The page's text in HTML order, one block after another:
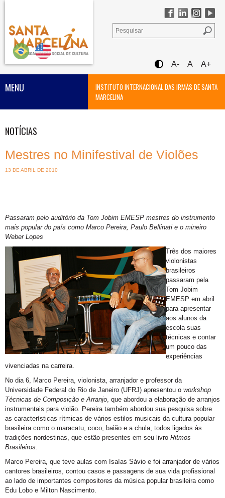
A- A A+
INSTITUTO INTERNACIONAL DAS IRMÃS DE SANTA
MARCELINA
MENU
NOTÍCIAS
Mestres no Minifestival de Violões
13 DE ABRIL DE 2010
Passaram pelo auditório da Tom Jobim EMESP mestres do instrumento
mais popular do país como Marco Pereira, Paulo Bellinati e o mineiro
Weber Lopes
Três dos maiores
violonistas
brasileiros
passaram pela
Tom Jobim
EMESP em abril
para apresentar
aos alunos da
escola suas
técnicas e contar
um pouco das
experiências
vivenciadas na carreira.
No dia 6, Marco Pereira, violonista, arranjador e professor da
Universidade Federal do Rio de Janeiro (UFRJ) apresentou o workshop
Técnicas de Composição e Arranjo, que abordou a elaboração de arranjos
instrumentais para violão. Pereira também abordou sua pesquisa sobre
as características rítmicas de vários estilos musicais da cultura popular
brasileira como o maracatu, coco, baião e a chula, todos ligados às
tradições nordestinas, que estão presentes em seu livro Ritmos
Brasileiros.
Marco Pereira, que teve aulas com Isaías Sávio e foi arranjador de vários
cantores brasileiros, contou casos e passagens de sua vida profissional
ao lado de importantes compositores da música popular brasileira como
Edu Lobo e Milton Nascimento.